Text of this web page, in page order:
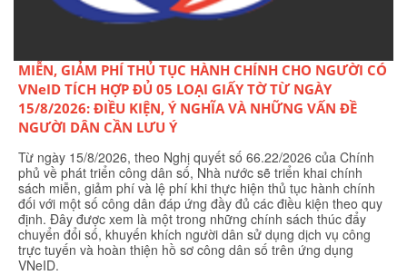
MIỄN, GIẢM PHÍ THỦ TỤC HÀNH CHÍNH CHO NGƯỜI CÓ
VNeID TÍCH HỢP ĐỦ 05 LOẠI GIẤY TỜ TỪ NGÀY
15/8/2026: ĐIỀU KIỆN, Ý NGHĨA VÀ NHỮNG VẤN ĐỀ
NGƯỜI DÂN CẦN LƯU Ý
Từ ngày 15/8/2026, theo Nghị quyết số 66.22/2026 của Chính
phủ về phát triển công dân số, Nhà nước sẽ triển khai chính
sách miễn, giảm phí và lệ phí khi thực hiện thủ tục hành chính
đối với một số công dân đáp ứng đầy đủ các điều kiện theo quy
định. Đây được xem là một trong những chính sách thúc đẩy
chuyển đổi số, khuyến khích người dân sử dụng dịch vụ công
trực tuyến và hoàn thiện hồ sơ công dân số trên ứng dụng
VNeID.